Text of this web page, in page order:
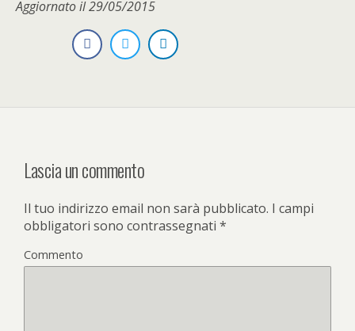
Aggiornato il 29/05/2015
Lascia un commento
Il tuo indirizzo email non sarà pubblicato. I campi
obbligatori sono contrassegnati *
Commento